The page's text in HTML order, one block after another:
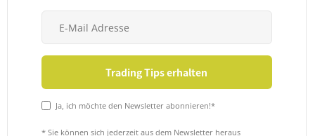
Ja, ich möchte den Newsletter abonnieren!*
* Sie können sich jederzeit aus dem Newsletter heraus